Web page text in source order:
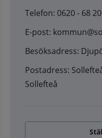
Telefon: 0620 - 68
E-post:
Besöksadress:
Postadress:
Sollefteå